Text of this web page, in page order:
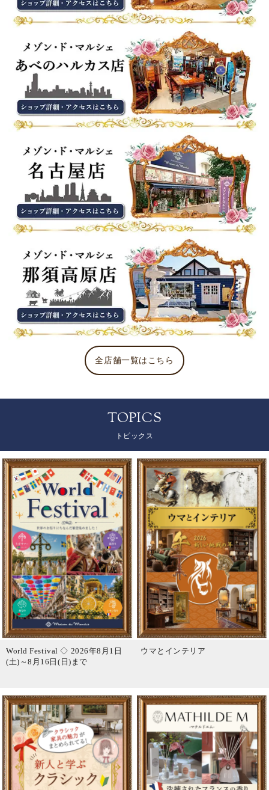
全店舗一覧はこちら
TOPICS
トピックス
World Festival ◇ 2026年8月1日
(土)～8月16日(日)まで
ウマとインテリア